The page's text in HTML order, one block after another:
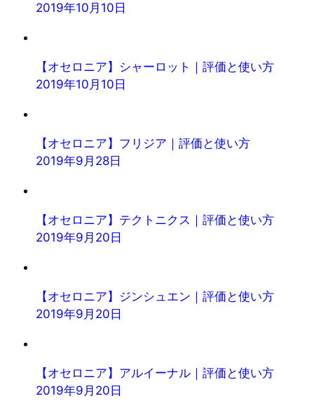
2019年10月10日
【オセロニア】シャーロット｜評価と使い方
2019年10月10日
【オセロニア】フリジア｜評価と使い方
2019年9月28日
【オセロニア】テクトニクス｜評価と使い方
2019年9月20日
【オセロニア】ジンシュエン｜評価と使い方
2019年9月20日
【オセロニア】アルイーナル｜評価と使い方
2019年9月20日